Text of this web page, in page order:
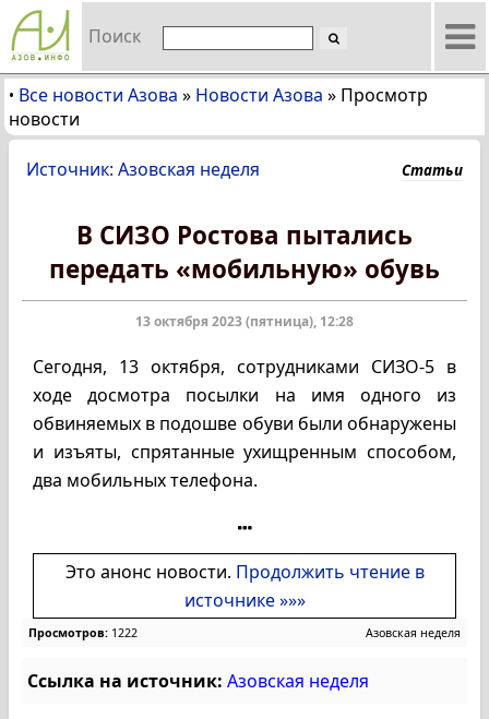
Поиск
• Все новости Азова » Новости Азова » Просмотр
новости
Источник: Азовская неделя Статьи
В СИЗО Ростова пытались
передать «мобильную» обувь
13 октября 2023 (пятница), 12:28
Сегодня, 13 октября, сотрудниками СИЗО-5 в
ходе досмотра посылки на имя одного из
обвиняемых в подошве обуви были обнаружены
и изъяты, спрятанные ухищренным способом,
два мобильных телефона.
Это анонс новости. Продолжить чтение в
источнике »»»
Просмотров: 1222 Азовская неделя
Ссылка на источник: Азовская неделя